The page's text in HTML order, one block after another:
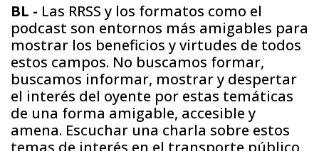
BL - Las RRSS y los formatos como el
podcast son entornos más amigables para
mostrar los beneficios y virtudes de todos
estos campos. No buscamos formar,
buscamos informar, mostrar y despertar
el interés del oyente por estas temáticas
de una forma amigable, accesible y
amena. Escuchar una charla sobre estos
temas de interés en el transporte público